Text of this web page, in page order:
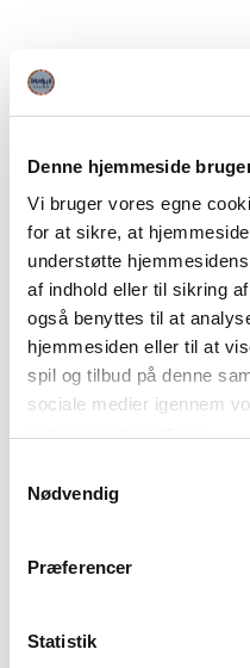
Denne hjemmeside
Vi bruger vores egne
for at sikre, at
understøtte
af indhold eller til sikring
også benyttes til at
hjemmesiden eller til at
spil og tilbud på denne
sociale medier igennem
Du kan læse mere om
"Detaljer" eller ved at
Nødvendig
Præferencer
Statistik